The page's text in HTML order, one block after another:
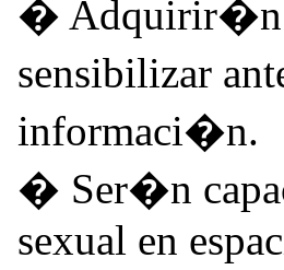
� Adquirir�n
sensibilizar
informaci�n.
� Ser�n
sexual en